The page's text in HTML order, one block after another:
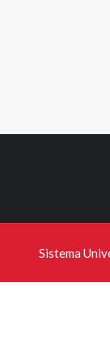
Sistema